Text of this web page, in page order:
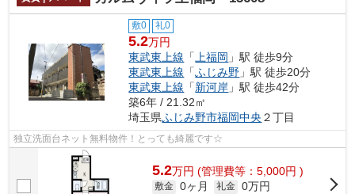
敷0 礼0
5.2万円
東武東上線 「 上福岡 」駅 徒歩9分
東武東上線 「ふじみ野 」駅 徒歩20分
東武東上線 「新河岸 」駅 徒歩42分
築6年 / 21.32㎡
埼玉県ふじみ野市福岡中央 ２丁目
独立洗面台ネット無料物件！とっても綺麗です☆
5.2万円 (管理費等：5,000円 )
敷金 0ヶ月 礼金 0万円